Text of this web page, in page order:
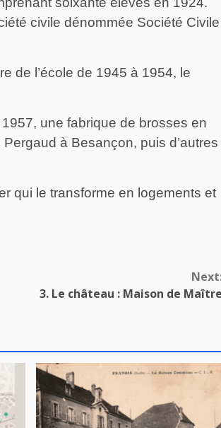
civile dénommée Société Civile
de l’école de 1945 à 1954, le
une fabrique de brosses en
à Besançon, puis d’autres
qui le transforme en logements et
3. Le château : Maison de